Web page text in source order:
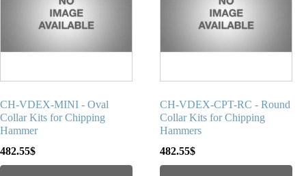
CH-VDEX-MINI - Oval
Collar Kits for Chipping
Hammer
482.55$
CH-VDEX-CPT-RC - Round
Collar Kits for Chipping
Hammers
482.55$